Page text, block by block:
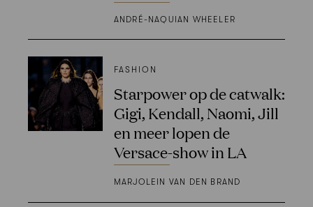
ANDRÉ-NAQUIAN WHEELER
FASHION
Starpower op de catwalk:
Gigi, Kendall, Naomi, Jill
en meer lopen de
Versace-show in LA
MARJOLEIN VAN DEN BRAND